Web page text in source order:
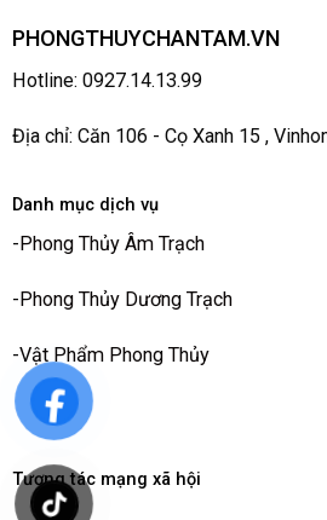
PHONGTHUYCHANTAM.VN
Hotline: 0927.14.13.99
Địa chỉ: Căn 106 - Cọ Xanh 15 ,
Danh mục dịch vụ
- Phong Thủy Âm Trạch
- Phong Thủy Dương Trạch
-Vật Phẩm Phong Thủy
Tương tác mạng xã hội